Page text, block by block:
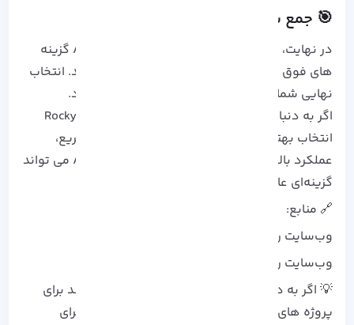
🎯 جمع بندی
در نهایت، هر دو توزیع Rocky Linux یا AlmaLinux گزینه‌
های فوق‌ العاده‌ای برای جایگزینی CentOS هستند. انتخاب
نهایی شما بستگی به نیازها و اولویت‌ هایتان دارد.
اگر به دنبال پایداری و اطمینان بالا هستید، Rocky Linux
انتخاب بهتری است. اما اگر به به‌ روزرسانی‌های سریع،
عملکرد بالا و جامعه‌ ای پویا نیاز دارید، AlmaLinux می‌ تواند
گزینه‌ای عالی باشد.
🔗 منابع:
وب‌سایت رسمی Rocky Linux
وب‌سایت رسمی AlmaLinux
💡 اگر به دنبال سرورهای لینوکس پایدار و قدرتمند برای
پروژه‌ های خود هستید، آذرسیس بهترین گزینه برای